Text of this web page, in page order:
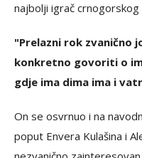
najbolji igrač
"Prelazni rok zvanično
konkretno govoriti o
gdje ima dima ima i
On se osvrnuo i na
poput Envera Kulašina i